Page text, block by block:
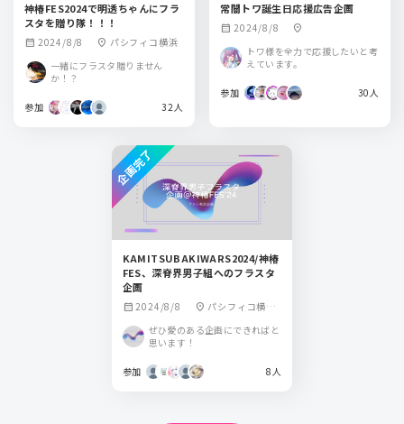
神椿FES2024で明透ちゃんにフラ
スタを贈り隊！！！
calendar_month 2024/8/8 location_on パシフィコ横浜
一緒にフラスタ贈りません
か！？
参加 32人
常闇トワ誕生日応援広告企画
calendar_month 2024/8/8 location_on
トワ様を全力で応援したいと考
えています。
参加 30人
KAMITSUBAKIWARS2024/神椿
FES、深脊界男子組へのフラスタ
企画
calendar_month 2024/8/8 location_on パシフィコ横浜
国立大ホール
ぜひ愛のある企画にできればと
思います！
参加 8人
企画完了